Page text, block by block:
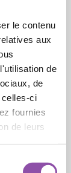
le contenu
aux
de
de
celles-ci
fournies
de leurs
diable ?
les
de